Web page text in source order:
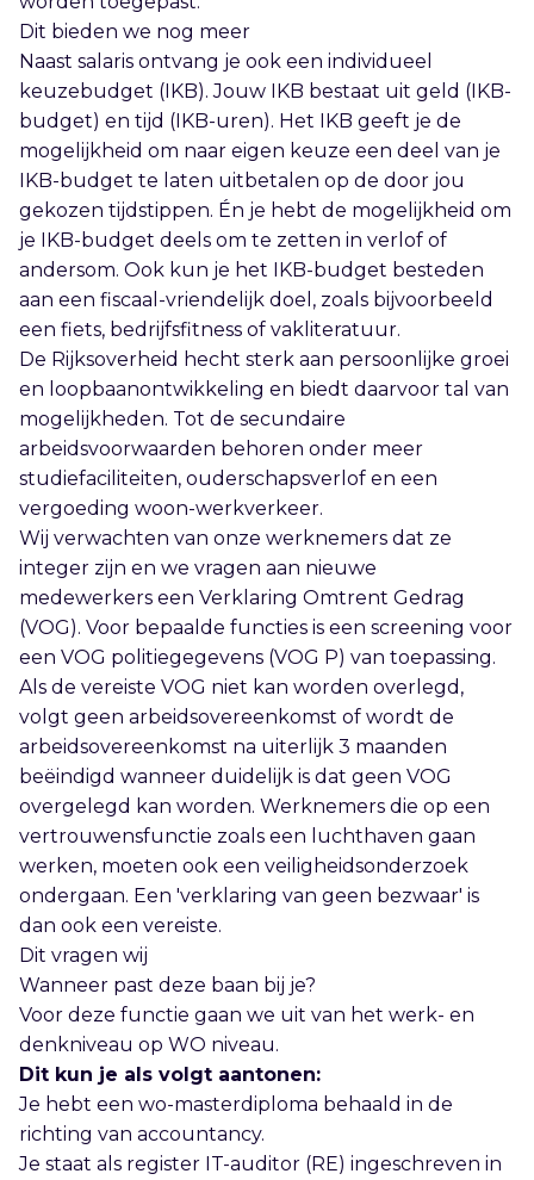
Dit bieden we nog meer
Naast salaris ontvang je ook een individueel
keuzebudget (IKB). Jouw IKB bestaat uit geld (IKB-
budget) en tijd (IKB-uren). Het IKB geeft je de
mogelijkheid om naar eigen keuze een deel van je
IKB-budget te laten uitbetalen op de door jou
gekozen tijdstippen. Én je hebt de mogelijkheid om
je IKB-budget deels om te zetten in verlof of
andersom. Ook kun je het IKB-budget besteden
aan een fiscaal-vriendelijk doel, zoals bijvoorbeeld
een fiets, bedrijfsfitness of vakliteratuur.
De Rijksoverheid hecht sterk aan persoonlijke groei
en loopbaanontwikkeling en biedt daarvoor tal van
mogelijkheden. Tot de secundaire
arbeidsvoorwaarden behoren onder meer
studiefaciliteiten, ouderschapsverlof en een
vergoeding woon-werkverkeer.
Wij verwachten van onze werknemers dat ze
integer zijn en we vragen aan nieuwe
medewerkers een Verklaring Omtrent Gedrag
(VOG). Voor bepaalde functies is een screening voor
een VOG politiegegevens (VOG P) van toepassing.
Als de vereiste VOG niet kan worden overlegd,
volgt geen arbeidsovereenkomst of wordt de
arbeidsovereenkomst na uiterlijk 3 maanden
beëindigd wanneer duidelijk is dat geen VOG
overgelegd kan worden. Werknemers die op een
vertrouwensfunctie zoals een luchthaven gaan
werken, moeten ook een veiligheidsonderzoek
ondergaan. Een 'verklaring van geen bezwaar' is
dan ook een vereiste.
Dit vragen wij
Wanneer past deze baan bij je?
Voor deze functie gaan we uit van het werk- en
denkniveau op WO niveau.
Dit kun je als volgt aantonen:
Je hebt een wo-masterdiploma behaald in de
richting van accountancy.
Je staat als register IT-auditor (RE) ingeschreven in